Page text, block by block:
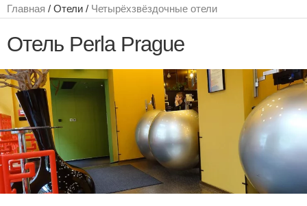
Главная / Отели / Четырёхзвёздочные отели
Отель Perla Prague